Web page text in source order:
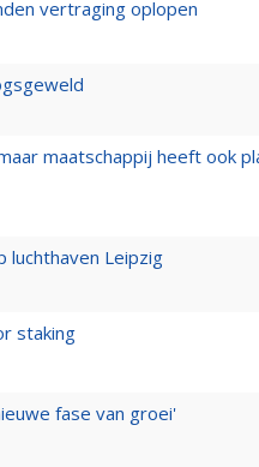
vertraging oplopen
maatschappij heeft ook
luchthaven Leipzig
staking
fase van groei'